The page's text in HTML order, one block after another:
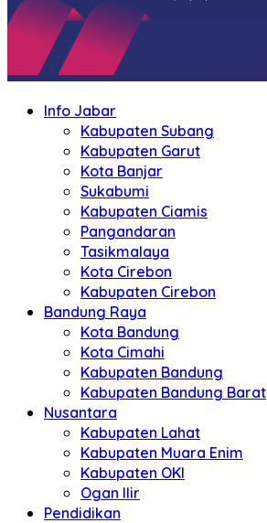
Info Jabar
Kabupaten Subang
Kabupaten Garut
Kota Banjar
Sukabumi
Kabupaten Ciamis
Pangandaran
Tasikmalaya
Kota Cirebon
Kabupaten Cirebon
Bandung Raya
Kota Bandung
Kota Cimahi
Kabupaten Bandung
Kabupaten Bandung Barat
Nusantara
Kabupaten Lahat
Kabupaten Muara Enim
Kabupaten OKI
Ogan Ilir
Pendidikan